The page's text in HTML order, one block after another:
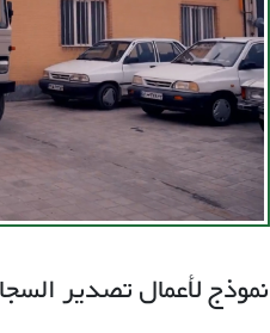
نموذج لأعمال تصدير